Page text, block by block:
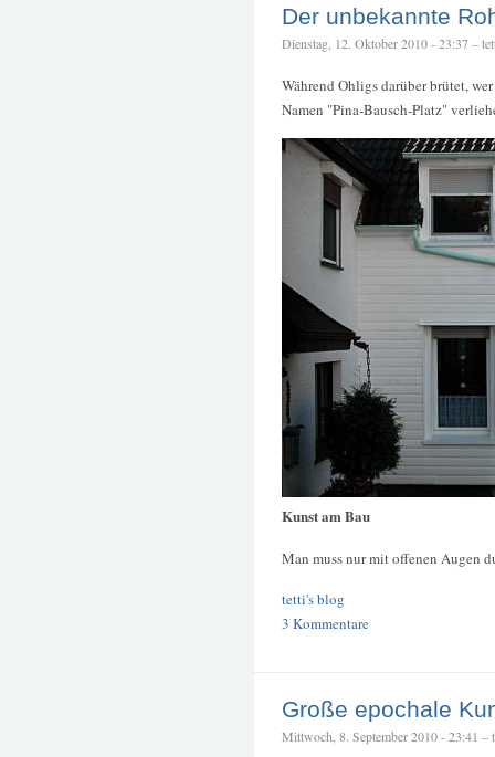
Der unbekannte
Dienstag, 12. Oktober 2010 - 23:37 –
Während Ohligs darüber brütet,
Namen "Pina-Bausch-Platz"
Kunst am Bau
Man muss nur mit offenen Augen
tetti's blog
3 Kommentare
Große epochale
Mittwoch, 8. September 2010 - 23:41 –